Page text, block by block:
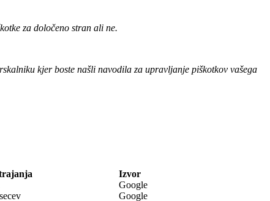
za določeno stran ali ne.
kjer boste našli navodila za upravljanje piškotkov vašega
Izvor
Google
Google